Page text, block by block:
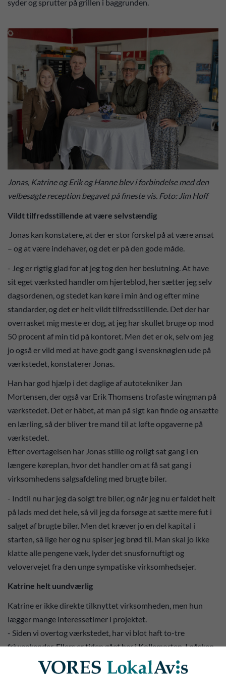
syder og sprutter på grillen i baggrunden.
Jonas, Katrine og Erik og Hanne blev i forbindelse med den
velbesøgte reception begavet på fineste vis. Foto: Jim Hoff
Vildt tilfredsstillende at være selvstændig
Jonas kan konstatere, at der er stor forskel på at være ansat
– og at være indehaver, og det er på den gode måde.
- Jeg er rigtig glad for at jeg tog den her beslutning. At have
sit eget værksted handler om hjerteblod, her sætter jeg selv
dagsordenen, og stedet kan køre i min ånd og efter mine
standarder, og det er helt vildt tilfredsstillende. Det der har
overrasket mig meste er dog, at jeg har skullet bruge op mod
50 procent af min tid på kontoret. Men det er ok, selv om jeg
jo også er vild med at have godt gang i svensknøglen ude på
værkstedet, konstaterer Jonas.
Han har god hjælp i det daglige af autotekniker Jan
Mortensen, der også var Erik Thomsens trofaste wingman på
værkstedet. Det er håbet, at man på sigt kan finde og ansætte
en lærling, så der bliver tre mand til at løfte opgaverne på
værkstedet.
Efter overtagelsen har Jonas stille og roligt sat gang i en
længere køreplan, hvor det handler om at få sat gang i
virksomhedens salgsafdeling med brugte biler.
- Indtil nu har jeg da solgt tre biler, og når jeg nu er faldet helt
på lads med det hele, så vil jeg da forsøge at sætte mere fut i
salget af brugte biler. Men det kræver jo en del kapital i
starten, så lige her og nu spiser jeg brød til. Man skal jo ikke
klatte alle pengene væk, lyder det snusfornuftigt og
velovervejet fra den unge sympatiske virksomhedsejer.
Katrine helt uundværlig
Katrine er ikke direkte tilknyttet virksomheden, men hun
lægger mange interessetimer i projektet.
- Siden vi overtog værkstedet, har vi blot haft to-tre
friweekender. Ellers er tiden gået her i Kollemorten. I påsken
malede Katrine og jeg gulvene i værkstedet, og generelt er
Katrine bare helt fantastisk og god til at bakke mig op. Hun er